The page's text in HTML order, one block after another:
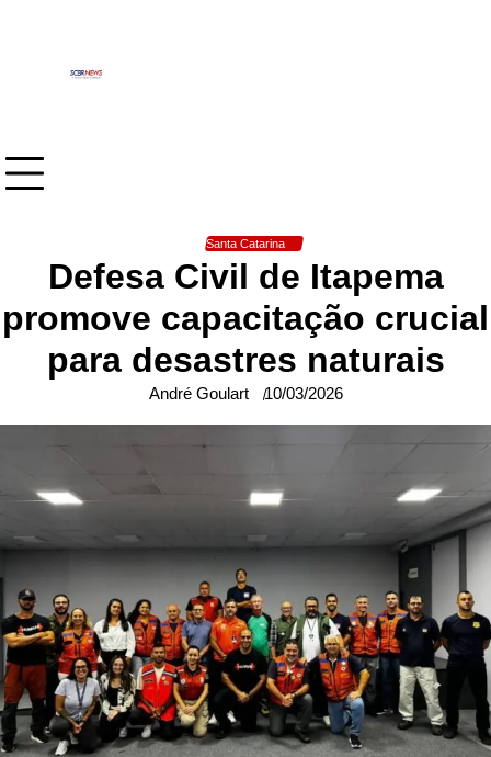
Santa Catarina
Defesa Civil de Itapema
promove capacitação crucial
para desastres naturais
André Goulart 10/03/2026